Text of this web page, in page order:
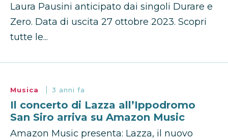
Laura Pausini anticipato dai singoli Durare e
Zero. Data di uscita 27 ottobre 2023. Scopri
tutte le...
Musica 3 anni fa
Il concerto di Lazza all’Ippodromo
San Siro arriva su Amazon Music
Amazon Music presenta: Lazza, il nuovo